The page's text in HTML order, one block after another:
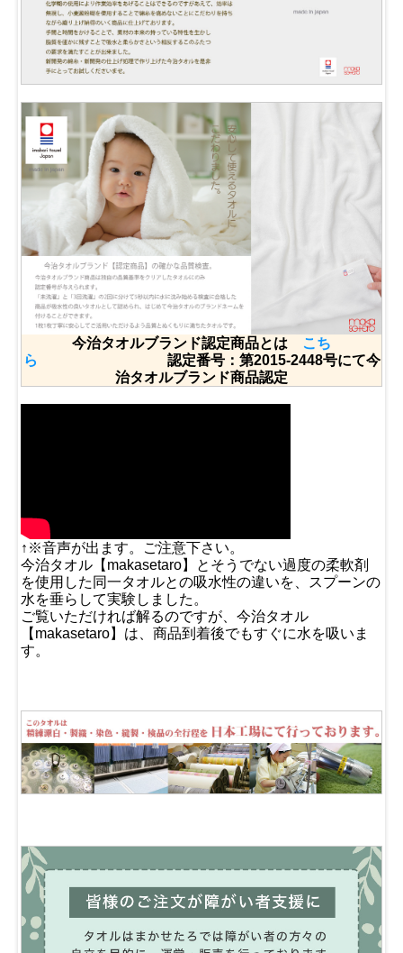
今治タオルブランド認定商品とは
こち
ら 認定番号：第2015-2448号にて今
治タオルブランド商品認定
↑※音声が出ます。ご注意下さい。
今治タオル【makasetaro】とそうでない過度の柔軟剤
を使用した同一タオルとの吸水性の違いを、スプーンの
水を垂らして実験しました。
ご覧いただければ解るのですが、今治タオル
【makasetaro】は、商品到着後でもすぐに水を吸いま
す。